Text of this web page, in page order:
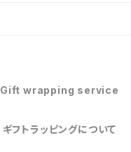
Gift wrapping service
ギフトラッピングについて